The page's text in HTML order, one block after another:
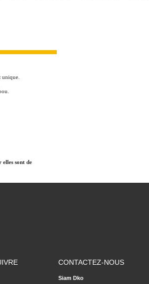
unique.
sont de
CONTACTEZ-NOUS
Siam Dko